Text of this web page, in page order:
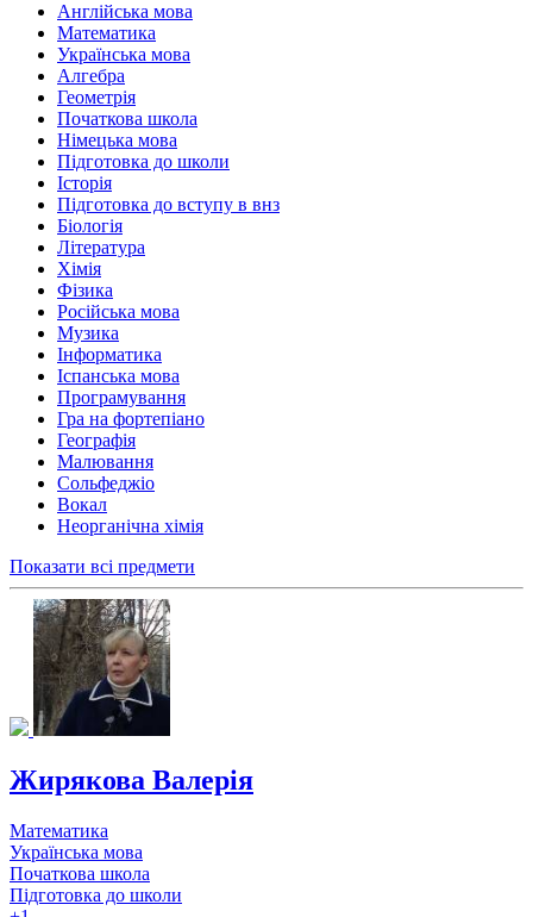
Англійська мова
Математика
Українська мова
Алгебра
Геометрія
Початкова школа
Німецька мова
Підготовка до школи
Історія
Підготовка до вступу в внз
Біологія
Література
Хімія
Фізика
Російська мова
Музика
Інформатика
Іспанська мова
Програмування
Гра на фортепіано
Географія
Малювання
Сольфеджіо
Вокал
Неорганічна хімія
Показати всі предмети
Жирякова Валерiя
Математика
Українська мова
Початкова школа
Підготовка до школи